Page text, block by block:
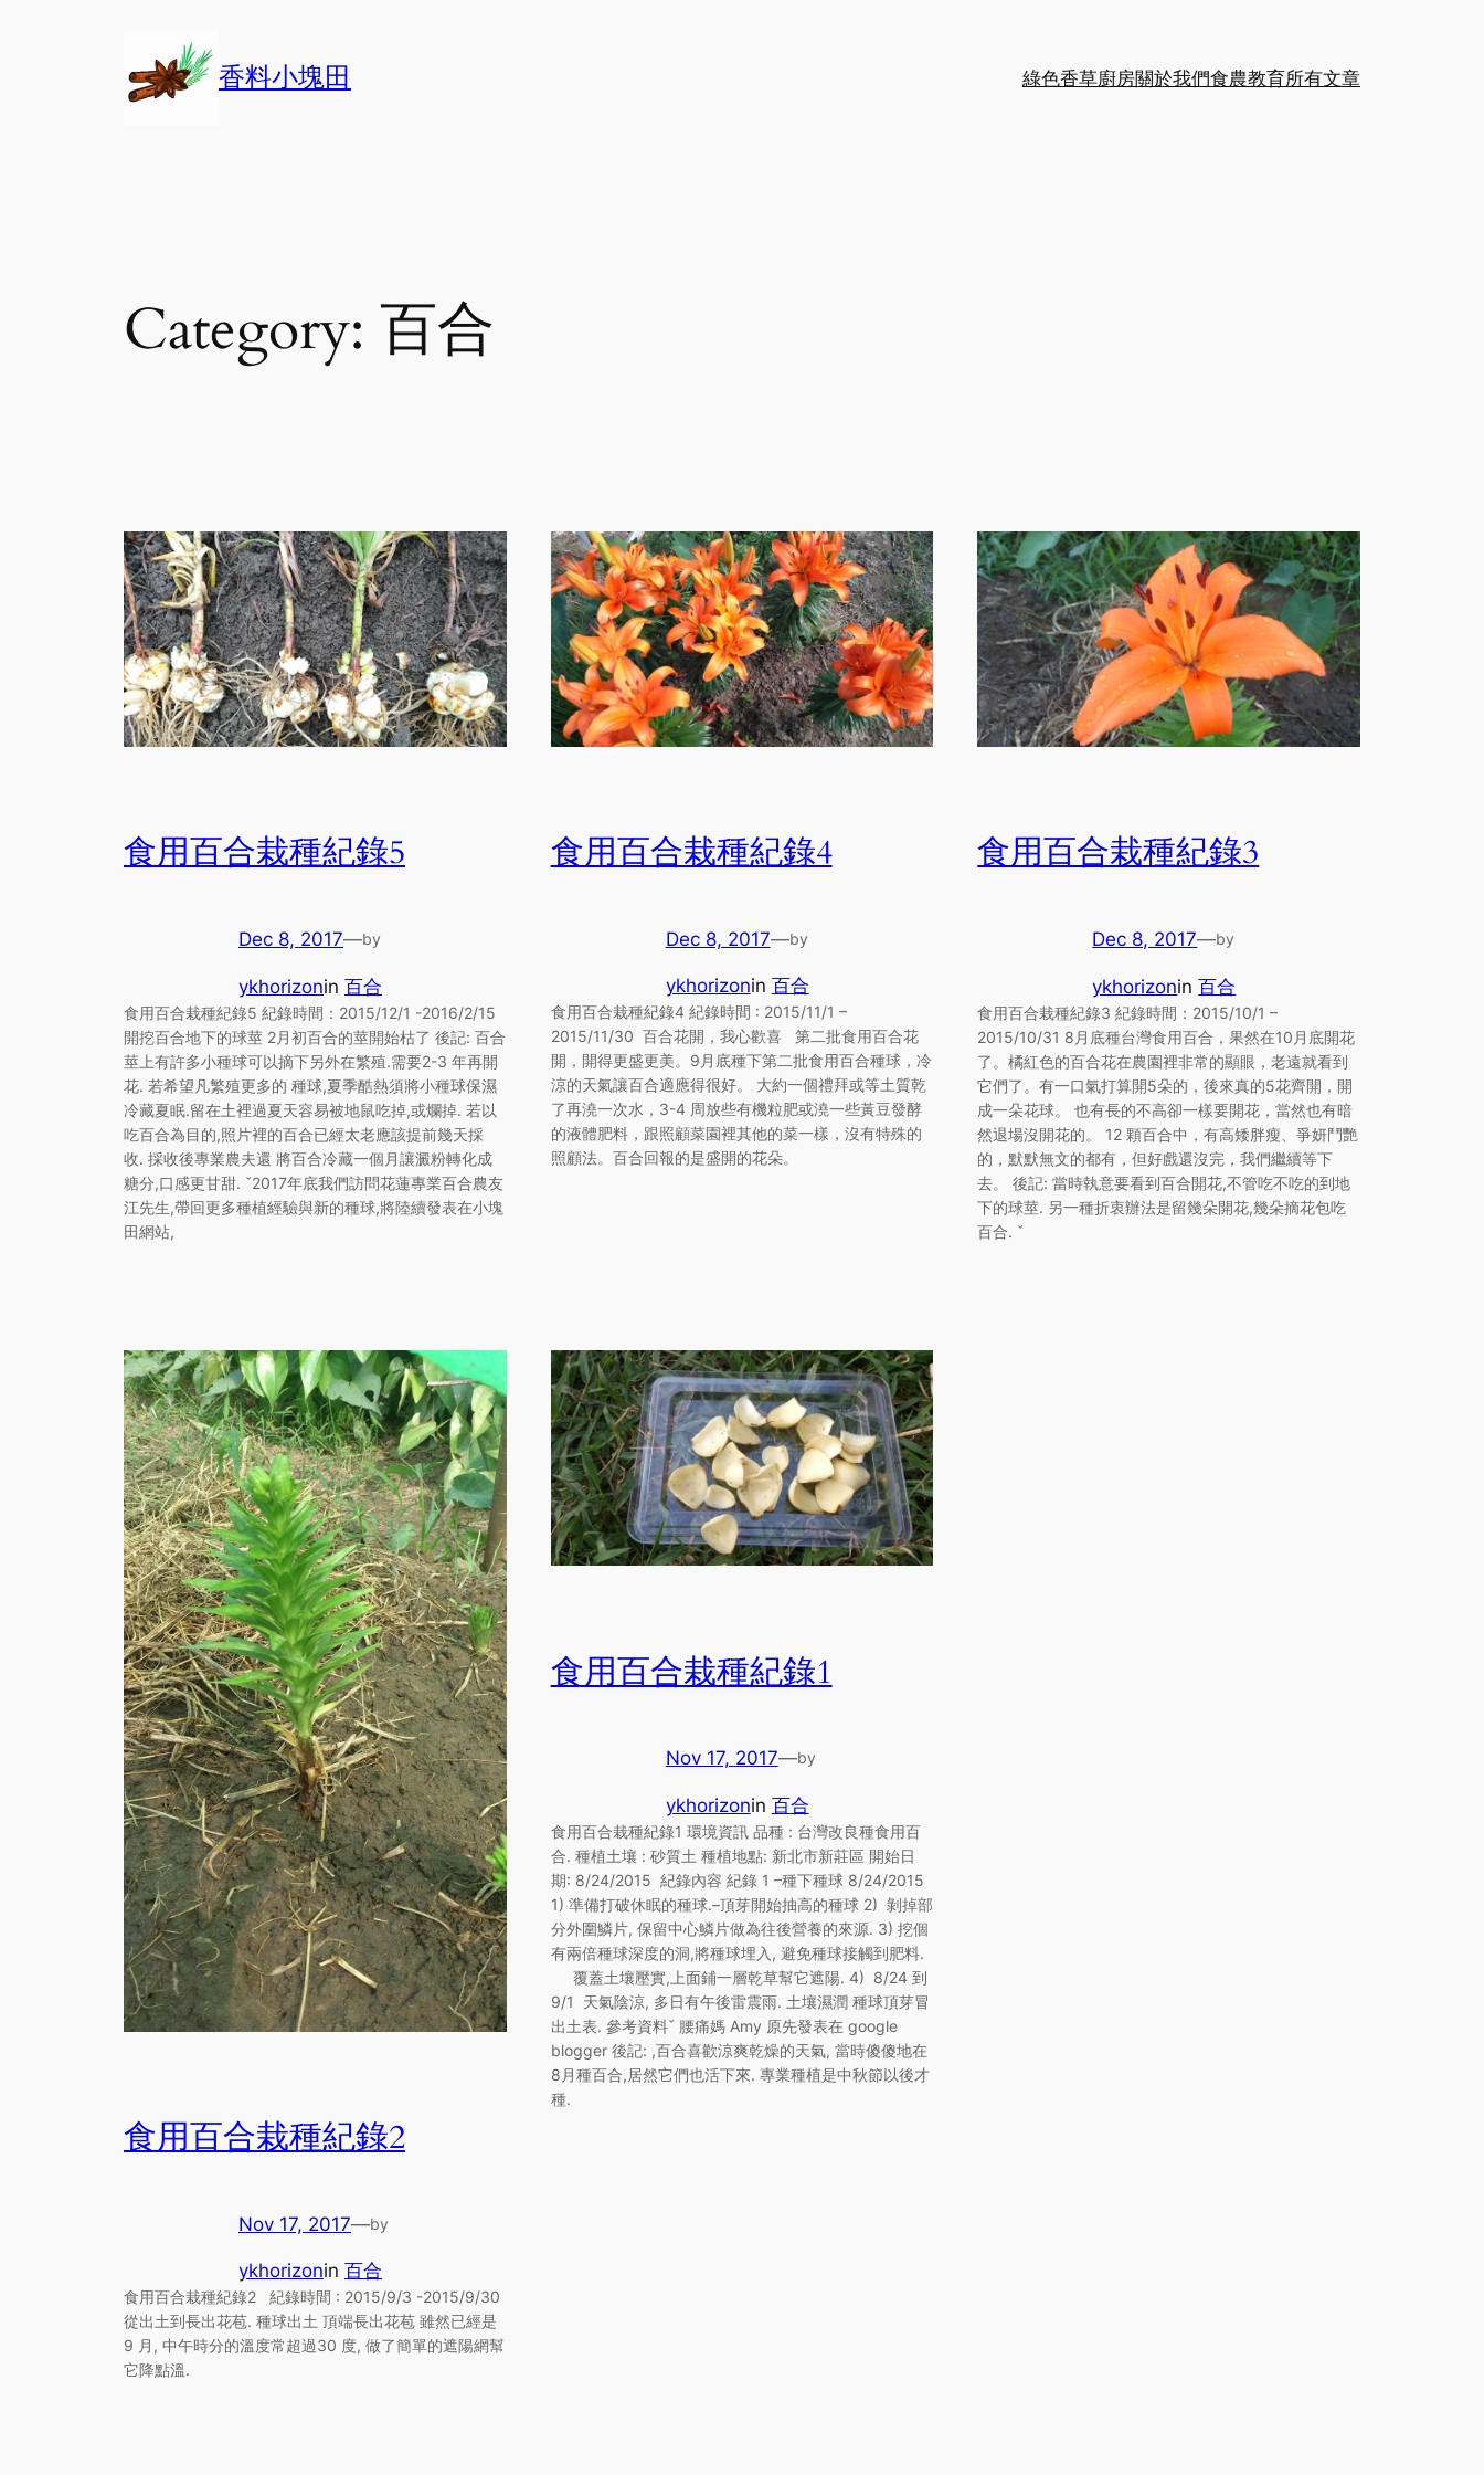
香料小塊田 綠色香草廚房關於我們食農教育所有文章
Category: 百合
食用百合栽種紀錄5
Dec 8, 2017—by
ykhorizonin 百合
食用百合栽種紀錄5 紀錄時間：2015/12/1 -2016/2/15
開挖百合地下的球莖 2月初百合的莖開始枯了 後記: 百合
莖上有許多小種球可以摘下另外在繁殖.需要2-3 年再開
花. 若希望凡繁殖更多的 種球,夏季酷熱須將小種球保濕
冷藏夏眠.留在土裡過夏天容易被地鼠吃掉,或爛掉. 若以
吃百合為目的,照片裡的百合已經太老應該提前幾天採
收. 採收後專業農夫還 將百合冷藏一個月讓澱粉轉化成
糖分,口感更甘甜. ˇ2017年底我們訪問花蓮專業百合農友
江先生,帶回更多種植經驗與新的種球,將陸續發表在小塊
田網站,
食用百合栽種紀錄4
Dec 8, 2017—by
ykhorizonin 百合
食用百合栽種紀錄4 紀錄時間 : 2015/11/1 –
2015/11/30 百合花開，我心歡喜 第二批食用百合花
開，開得更盛更美。9月底種下第二批食用百合種球，冷
涼的天氣讓百合適應得很好。 大約一個禮拜或等土質乾
了再澆一次水，3-4 周放些有機粒肥或澆一些黃豆發酵
的液體肥料，跟照顧菜園裡其他的菜一樣，沒有特殊的
照顧法。百合回報的是盛開的花朵。
食用百合栽種紀錄3
Dec 8, 2017—by
ykhorizonin百合
食用百合栽種紀錄3 紀錄時間：2015/10/1 –
2015/10/31 8月底種台灣食用百合，果然在10月底開花
了。橘紅色的百合花在農園裡非常的顯眼，老遠就看到
它們了。有一口氣打算開5朵的，後來真的5花齊開，開
成一朵花球。 也有長的不高卻一樣要開花，當然也有暗
然退場沒開花的。 12 顆百合中，有高矮胖瘦、爭妍鬥艷
的，默默無文的都有，但好戲還沒完，我們繼續等下
去。 後記: 當時執意要看到百合開花,不管吃不吃的到地
下的球莖. 另一種折衷辦法是留幾朵開花,幾朵摘花包吃
百合. ˇ
食用百合栽種紀錄2
Nov 17, 2017—by
ykhorizonin 百合
食用百合栽種紀錄2 紀錄時間 : 2015/9/3 -2015/9/30
從出土到長出花苞. 種球出土 頂端長出花苞 雖然已經是
9 月, 中午時分的溫度常超過30 度, 做了簡單的遮陽網幫
它降點溫.
食用百合栽種紀錄1
Nov 17, 2017—by
ykhorizonin 百合
食用百合栽種紀錄1 環境資訊 品種 : 台灣改良種食用百
合. 種植土壤 : 砂質土 種植地點: 新北市新莊區 開始日
期: 8/24/2015 紀錄內容 紀錄 1 –種下種球 8/24/2015
1) 準備打破休眠的種球.–頂芽開始抽高的種球 2) 剝掉部
分外圍鱗片, 保留中心鱗片做為往後營養的來源. 3) 挖個
有兩倍種球深度的洞,將種球埋入, 避免種球接觸到肥料.
覆蓋土壤壓實,上面鋪一層乾草幫它遮陽. 4) 8/24 到
9/1 天氣陰涼, 多日有午後雷震雨. 土壤濕潤 種球頂芽冒
出土表. 參考資料ˇ 腰痛媽 Amy 原先發表在 google
blogger 後記: ,百合喜歡涼爽乾燥的天氣, 當時傻傻地在
8月種百合,居然它們也活下來. 專業種植是中秋節以後才
種.